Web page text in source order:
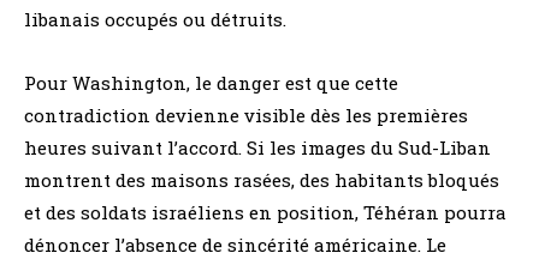
libanais occupés ou détruits.
Pour Washington, le danger est que cette
contradiction devienne visible dès les premières
heures suivant l’accord. Si les images du Sud-Liban
montrent des maisons rasées, des habitants bloqués
et des soldats israéliens en position, Téhéran pourra
dénoncer l’absence de sincérité américaine. Le